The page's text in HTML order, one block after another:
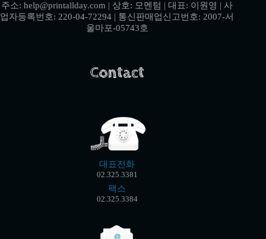
주소: help@printallday.com | 상호: 모멘텀 | 대표: 이원영 | 사
업자등록번호: 220-04-72294 | 통신판매업신고번호: 2007-서
울마포-05743호
Contact
대표전화
02.325.3381
팩스
02.325.3384